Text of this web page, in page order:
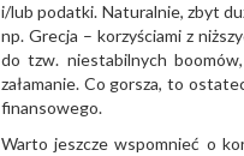
i/lub podatki. Naturalnie, zbyt
np. Grecja – korzyściami z
do tzw. niestabilnych
załamanie. Co gorsza, to
finansowego.
Warto jeszcze wspomnieć o